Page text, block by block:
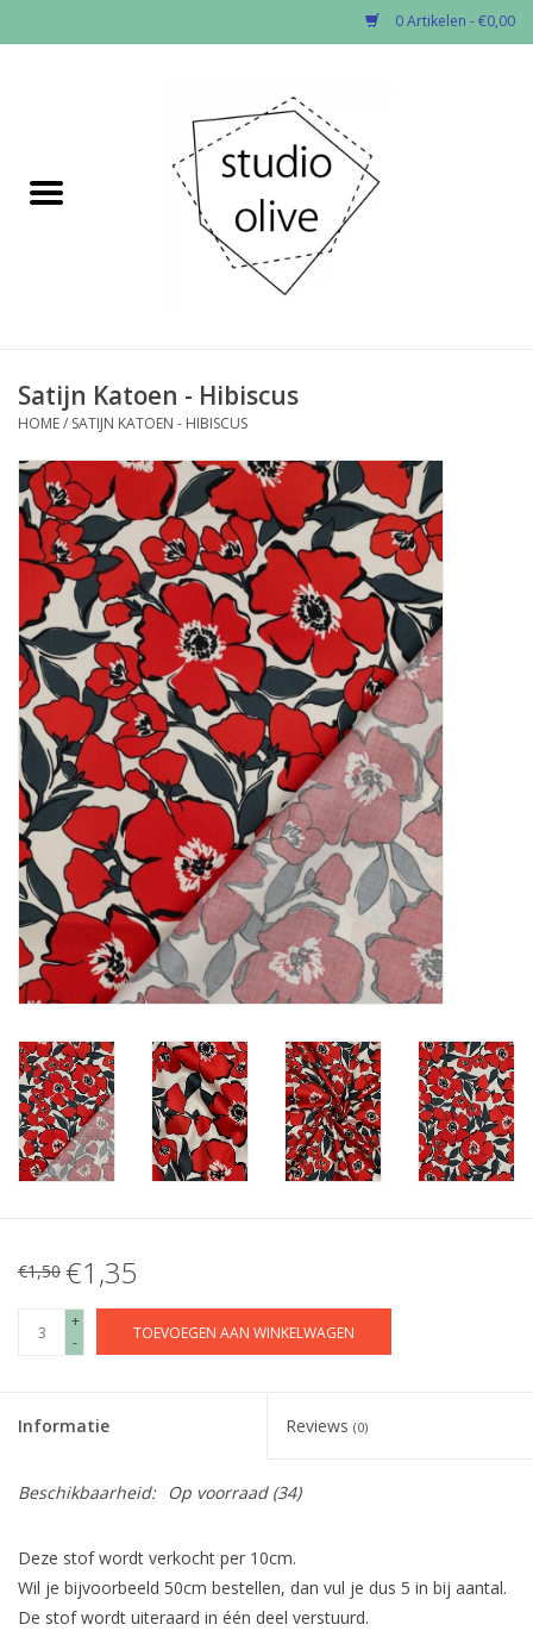
0 Artikelen - €0,00
✂︎Nieuw
Fournituren
Workshops
Diy pakketten
Studio Olive inspireert....
Satijn Katoen - Hibiscus
HOME/ SATIJN KATOEN - HIBISCUS
€1,50 €1,35
+
-
TOEVOEGEN AAN WINKELWAGEN
Informatie Reviews (0)
Beschikbaarheid: Op voorraad(34)
Deze stof wordt verkocht per 10cm.
Wil je bijvoorbeeld 50cm bestellen, dan vul je dus 5 in bij aantal.
De stof wordt uiteraard in één deel verstuurd.